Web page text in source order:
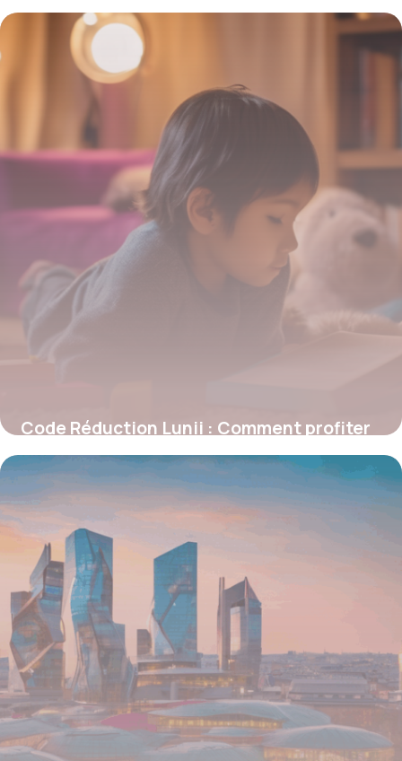
réductions audio à ne pas manquer
26 janvier 2026
Code Réduction Lunii : Comment profiter
des meilleures offres sur la fabrique
d’histoires audio
5 janvier 2026